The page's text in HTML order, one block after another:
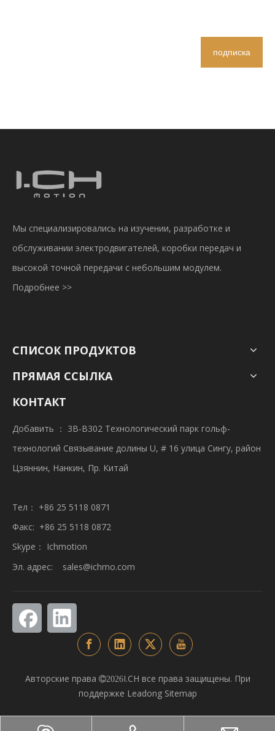
подписка
Мы специализировались на изучении, разработке и
обслуживании электродвигателей, коробки передач и
высокой точной передачи с небольшим модулем.
Подробнее >>
СПИСОК ПРОДУКТОВ
ПРЯМАЯ ССЫЛКА
КОНТАКТ
Добавить ： 3B-B302 Технологический парк гольф-
технологий Связывание долины U, # 16 улица Сингу, район
Цзяннин, Нанкин, Пр. Китай
Тел： +86 25 5118 0871
Факс: +86 25 5118 0872
Skype： Ichmotion
Эл. адрес: sales@ichmo.com
Авторские права 2026I.CH все права защищены. При
поддержке Leadong Sitemap